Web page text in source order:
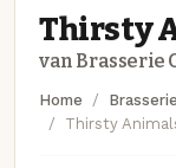
Thirsty
van Brasserie
Home
Thirsty